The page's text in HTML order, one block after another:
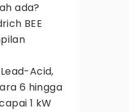
ada?
BEE
Acid,
6 hingga
1 kW